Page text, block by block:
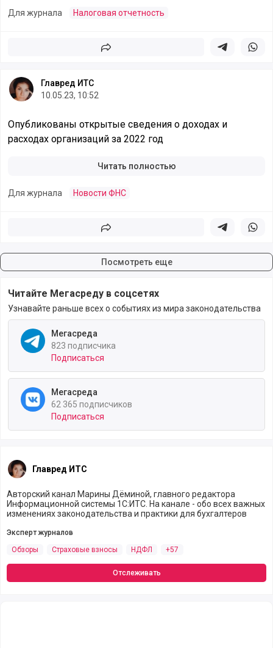
Для журнала Налоговая отчетность
Поделиться Поделиться в
Главред ИТС
10.05.23, 10:52
Опубликованы открытые сведения о доходах и
расходах организаций за 2022 год
Читать полностью
Для журнала Новости ФНС
Поделиться Поделиться в
Посмотреть еще
Читайте Мегасреду в соцсетях
Узнавайте раньше всех о событиях из мира законодательства
Мегасреда
823 подписчика
Подписаться
Мегасреда
62 365 подписчиков
Подписаться
Главред ИТС
Авторский канал Марины Дёминой, главного редактора
Информационной системы 1С:ИТС. На канале - обо всех важных
изменениях законодательства и практики для бухгалтеров
Эксперт журналов
Обзоры
Страховые взносы НДФЛ +57
Отслеживать